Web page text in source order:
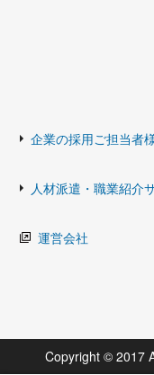
企業の採用ご担当者
人材派遣・職業紹介
運営会社
Copyright © 2017